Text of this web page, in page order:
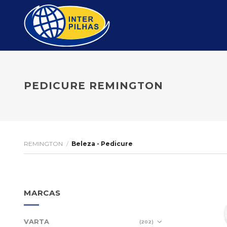
content
PEDICURE REMINGTON
REMINGTON / Beleza - Pedicure
MARCAS
VARTA (202)